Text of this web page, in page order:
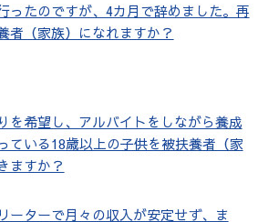
ったのですが、4カ月で辞めました。再
者（家族）になれますか？
を希望し、アルバイトをしながら養成
ている18歳以上の子供を被扶養者（家
ますか？
ーターで月々の収入が安定せず、ま